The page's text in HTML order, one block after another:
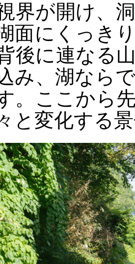
界が開け、
面にくっき
後に連なる
み、湖なら
。ここから
と変化する